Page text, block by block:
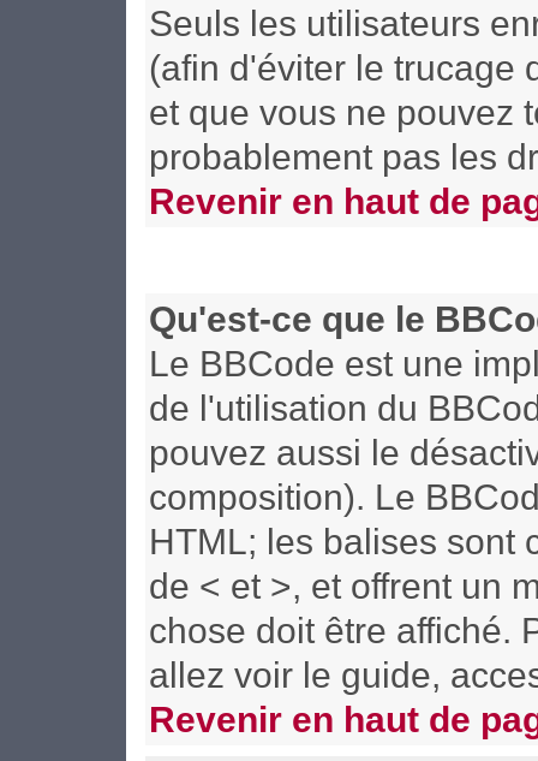
Seuls les utilisateurs
(afin d'éviter le trucage
et que vous ne pouvez
probablement pas les
Revenir en haut de
Qu'est-ce que le
Le BBCode est une
de l'utilisation du
pouvez aussi le
composition). Le
HTML; les balises sont
de < et >, et offrent un
chose doit être affiché.
allez voir le guide,
Revenir en haut de